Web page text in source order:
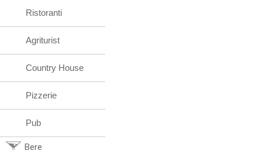
Ristoranti
Agriturist
Country House
Pizzerie
Pub
Bere